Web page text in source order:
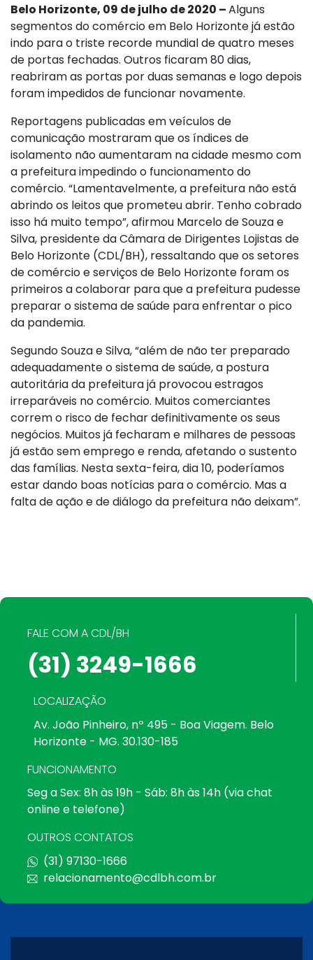
Belo Horizonte, 09 de julho de 2020 –Alguns
segmentos do comércio em Belo Horizonte já estão
indo para o triste recorde mundial de quatro meses
de portas fechadas. Outros ficaram 80 dias,
reabriram as portas por duas semanas e logo depois
foram impedidos de funcionar novamente.
Reportagens publicadas em veículos de
comunicação mostraram que os índices de
isolamento não aumentaram na cidade mesmo com
a prefeitura impedindo o funcionamento do
comércio. “Lamentavelmente, a prefeitura não está
abrindo os leitos que prometeu abrir. Tenho cobrado
isso há muito tempo”, afirmou Marcelo de Souza e
Silva, presidente da Câmara de Dirigentes Lojistas de
Belo Horizonte (CDL/BH), ressaltando que os setores
de comércio e serviços de Belo Horizonte foram os
primeiros a colaborar para que a prefeitura pudesse
preparar o sistema de saúde para enfrentar o pico
da pandemia.
Segundo Souza e Silva, “além de não ter preparado
adequadamente o sistema de saúde, a postura
autoritária da prefeitura já provocou estragos
irreparáveis no comércio. Muitos comerciantes
correm o risco de fechar definitivamente os seus
negócios. Muitos já fecharam e milhares de pessoas
já estão sem emprego e renda, afetando o sustento
das famílias. Nesta sexta-feira, dia 10, poderíamos
estar dando boas notícias para o comércio. Mas a
falta de ação e de diálogo da prefeitura não deixam”.
FALE COM A CDL/BH
(31) 3249-1666
LOCALIZAÇÃO
Av. João Pinheiro, nº 495 - Boa Viagem. Belo
Horizonte - MG. 30.130-185
FUNCIONAMENTO
Seg a Sex: 8h às 19h - Sáb: 8h às 14h (via chat
online e telefone)
OUTROS CONTATOS
(31) 97130-1666
relacionamento@cdlbh.com.br